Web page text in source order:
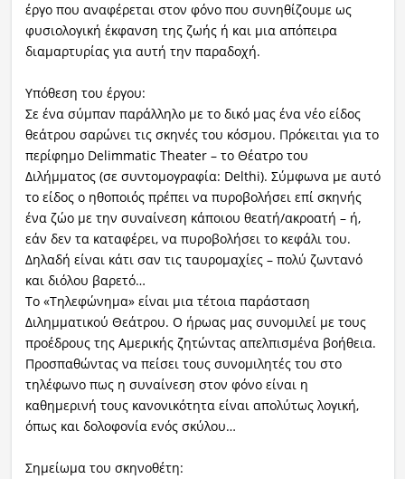
έργο που αναφέρεται στον φόνο που συνηθίζουμε ως
φυσιολογική έκφανση της ζωής ή και μια απόπειρα
διαμαρτυρίας για αυτή την παραδοχή.
Υπόθεση του έργου:
Σε ένα σύμπαν παράλληλο με το δικό μας ένα νέο είδος
θεάτρου σαρώνει τις σκηνές του κόσμου. Πρόκειται για το
περίφημο Delimmatic Theater – το Θέατρο του
Διλήμματος (σε συντομογραφία: Delthi). Σύμφωνα με αυτό
το είδος ο ηθοποιός πρέπει να πυροβολήσει επί σκηνής
ένα ζώο με την συναίνεση κάποιου θεατή/ακροατή – ή,
εάν δεν τα καταφέρει, να πυροβολήσει το κεφάλι του.
Δηλαδή είναι κάτι σαν τις ταυρομαχίες – πολύ ζωντανό
και διόλου βαρετό…
Το «Τηλεφώνημα» είναι μια τέτοια παράσταση
Διλημματικού Θεάτρου. Ο ήρωας μας συνομιλεί με τους
προέδρους της Αμερικής ζητώντας απελπισμένα βοήθεια.
Προσπαθώντας να πείσει τους συνομιλητές του στο
τηλέφωνο πως η συναίνεση στον φόνο είναι η
καθημερινή τους κανονικότητα είναι απολύτως λογική,
όπως και δολοφονία ενός σκύλου…
Σημείωμα του σκηνοθέτη: